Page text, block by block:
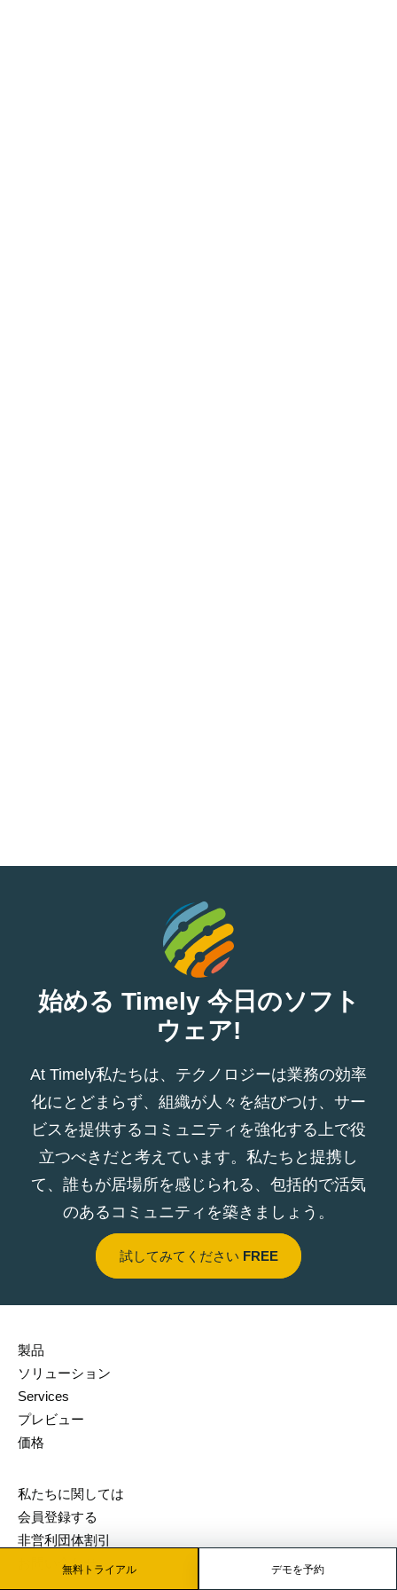
無料トライアル デモを予約
始める Timely 今日のソフト
ウェア!
At Timely私たちは、テクノロジーは業務の効率
化にとどまらず、組織が人々を結びつけ、サー
ビスを提供するコミュニティを強化する上で役
立つべきだと考えています。私たちと提携し
て、誰もが居場所を感じられる、包括的で活気
のあるコミュニティを築きましょう。
試してみてください FREE
製品
ソリューション
Services
プレビュー
価格
私たちに関しては
会員登録する
非営利団体割引
お問い合わせ